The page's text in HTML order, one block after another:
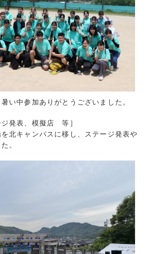
い中参加ありがとうございました。
ジ発表、模擬店 等］
北キャンパスに移し、ステージ発表や
。